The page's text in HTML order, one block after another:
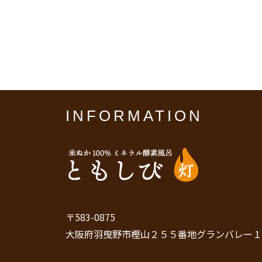
INFORMATION
〒583-0875
大阪府羽曳野市樫山２５５番地グランバレー